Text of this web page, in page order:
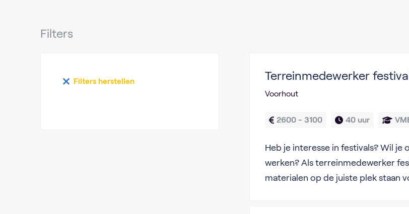
Filters
Filters herstellen Terreinmedewerker
Voorhout
2600 - 3100 40 uur
Heb je interesse in festivals? Wil je
werken? Als terreinmedewerker
materialen op de juiste plek staan